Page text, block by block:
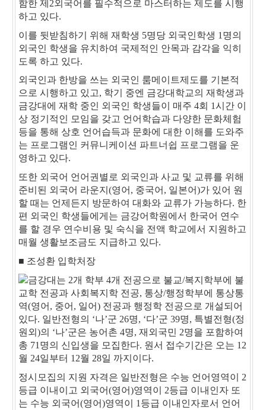
함한 제2외국어를 필수적으로 마스터하는 제도를 시행
하고 있다.
이를 뒷받침하기 위해 재학생 5명당 외국인학생 1명의
외국인 학생을 유치하여 국제적인 안목과 감각을 익히
도록 하고 있다.
외국인과 한방을 쓰는 외국인 룸메이트제도를 기본적
으로 시행하고 있고, 학기 중엔 금강대학교의 재학생과
금강대에 재학 중인 외국인 학생들이 매주 4회 1시간 이
상 정기적인 모임을 갖고 언어학습과 다양한 문화체험
등을 통해 상호 언어습득과 문화에 대한 이해를 도와주
는 프로그램인 커뮤니케이션 파트너쉽 프로그램을 운
영하고 있다.
또한 외국어 언어권별로 외국인과 사교 및 교류를 위해
준비된 외국어 라운지(영어, 중국어, 일본어)가 있어 원
할 때는 언제든지 방문하여 대화와 교류가 가능하다. 한
편 외국인 학생들에게는 금강어학원에서 한국어 연수
를 할 경우 연수비용 및 숙식을 전액 학교에서 지원하고
매월 생활보조금도 지급하고 있다.
■ 조성환 입학처장
금강대는 2개 학부 4개 전공으로 불교/복지학부에 불
교학 전공과 사회복지학 전공, 통상/행정학부에 통상통
역(영어, 중어, 일어) 전공과 행정학 전공으로 개설되어
있다. 일반전형의 ‘나’군 26명, ‘다’군 39명, 특별전형(정
원외)의 ‘나’군은 농어촌 4명, 재외국민 2명을 포함하여
총 71명의 신입생을 모집한다. 원서 접수기간은 오는 12
월 24일부터 12월 28일 까지이다.
정시모집의 지원 자격은 일반전형은 수능 언어영역이 2
등급 이내이고 외국어(영어)영역이 2등급 이내인자 또
는 수능 외국어(영어)영역이 1등급 이내인자로서 언어